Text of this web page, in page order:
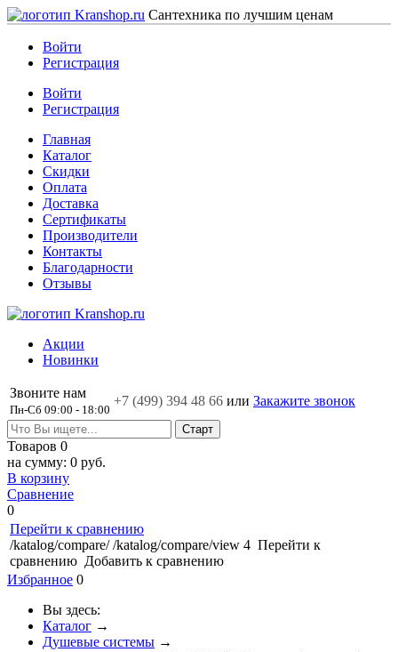
Сантехника по лучшим ценам
Войти
Регистрация
Войти
Регистрация
Главная
Каталог
Скидки
Оплата
Доставка
Сертификаты
Производители
Контакты
Благодарности
Отзывы
Акции
Новинки
Звоните нам
Пн-Сб 09:00 - 18:00
+7 (499) 394 48 66 или Закажите звонок
Товаров 0
на сумму: 0 руб.
В корзину
Сравнение
0
Перейти к сравнению
/katalog/compare/ /katalog/compare/view 4 Перейти к
сравнению Добавить к сравнению
Избранное 0
Вы здесь:
Каталог →
Душевые системы →